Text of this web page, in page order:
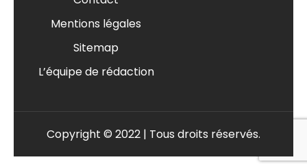
Mentions légales
Sitemap
L’équipe de rédaction
Copyright © 2022 | Tous droits réservés.